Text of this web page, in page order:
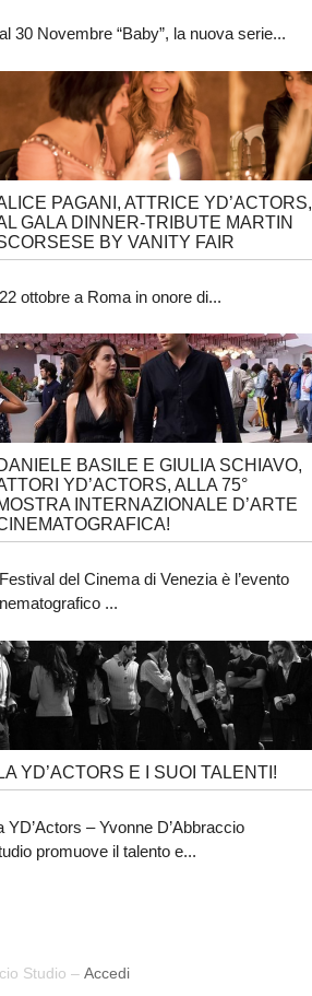
30 Novembre “Baby”, la nuova serie...
PAGANI, ATTRICE YD’ACTORS,
GALA DINNER-TRIBUTE MARTIN
BY VANITY FAIR
ottobre a Roma in onore di...
BASILE E GIULIA SCHIAVO,
YD’ACTORS, ALLA 75°
INTERNAZIONALE D’ARTE
del Cinema di Venezia è l’evento
...
LA YD’ACTORS E I SUOI TALENTI!
YD’Actors – Yvonne D’Abbraccio
promuove il talento e...
Studio – Accedi